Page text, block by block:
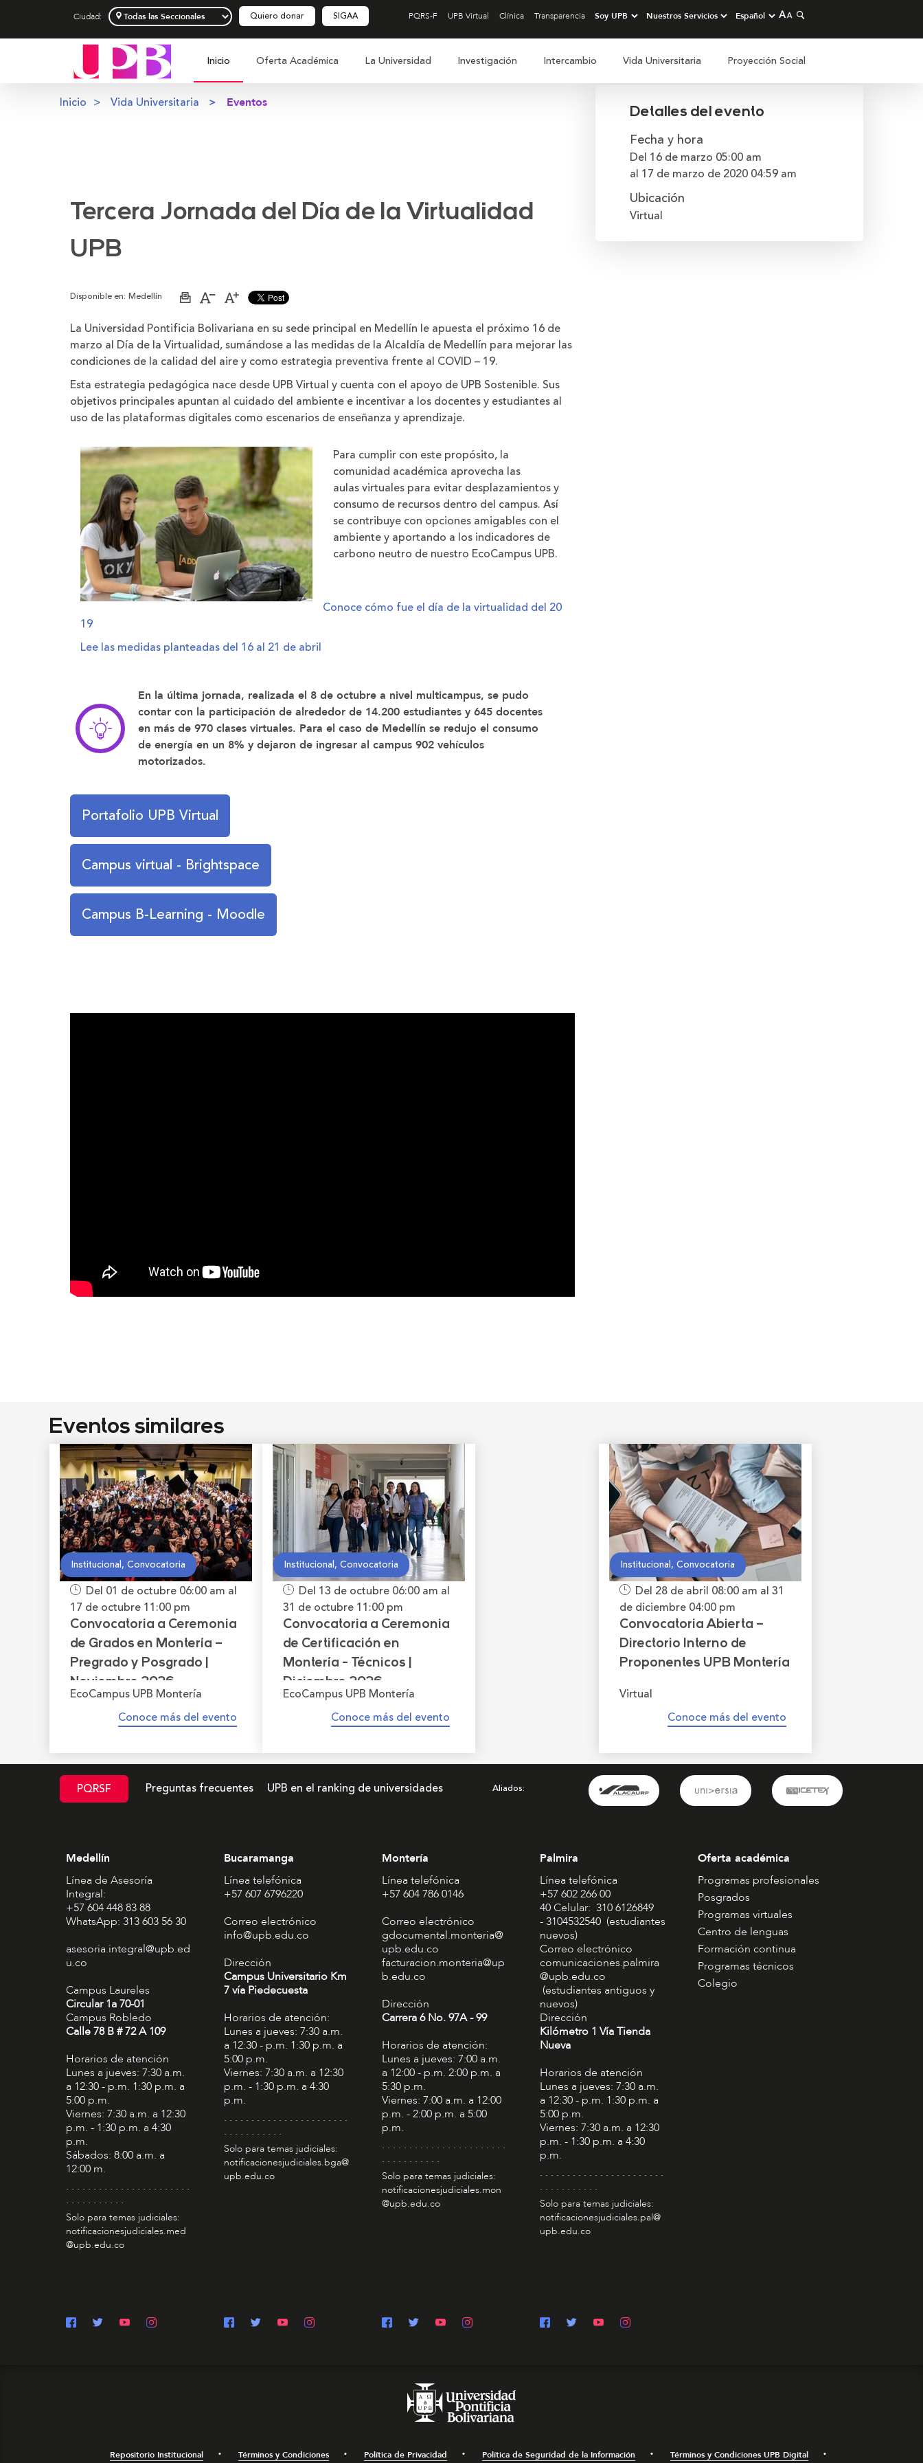
Ciudad: Quiero donar SIGAA PQRS-F UPB Virtual Clínica Transparencia
Inicio Oferta Académica La Universidad Investigación Intercambio Vida Universitaria Proyección Social
Inicio Vida Universitaria Eventos
Tercera Jornada del Día de la Virtualidad
UPB
Detalles del evento
Fecha y hora
Del 16 de marzo 05:00 am
al 17 de marzo de 2020 04:59 am
Ubicación
Virtual
Disponible en: Medellín
ImprimirAumentar
de
la
letra
Disminuir
de
la
letra
La Universidad Pontificia Bolivariana en su sede principal en Medellín le apuesta el próximo 16 de
marzo al Día de la Virtualidad, sumándose a las medidas de la Alcaldía de Medellín para mejorar las
condiciones de la calidad del aire y como estrategia preventiva frente al COVID – 19.
Esta estrategia pedagógica nace desde UPB Virtual y cuenta con el apoyo de UPB Sostenible. Sus
objetivos principales apuntan al cuidado del ambiente e incentivar a los docentes y estudiantes al
uso de las plataformas digitales como escenarios de enseñanza y aprendizaje.
Para cumplir con este propósito, la
comunidad académica aprovecha las
aulas virtuales para evitar desplazamientos y
consumo de recursos dentro del campus. Así
se contribuye con opciones amigables con el
ambiente y aportando a los indicadores de
carbono neutro de nuestro EcoCampus UPB.​
Conoce cómo fue el día de la virtualidad del 20
19
Lee las medidas planteadas del 16 al 21 de abril
En la última jornada, realizada el 8 de octubre a nivel multicampus, se pudo
contar con la participación de alrededor de 14.200 estudiantes y 645 docentes
en más de 970 clases virtuales. Para el caso de Medellín se redujo el consumo
de energía en un 8% y dejaron de ingresar al campus 902 vehículos
motorizados.
Portafolio UPB Virtual
Campus virtual - Brightspace
Campus B-Learning - Moodle
Eventos similares
Institucional, Convocatoria
Del 01 de octubre 06:00 am al
17 de octubre 11:00 pm
Convocatoria a Ceremonia
de Grados en Montería –
Pregrado y Posgrado |
Noviembre 2026
EcoCampus UPB Montería
Conoce más del evento
Institucional, Convocatoria
Del 13 de octubre 06:00 am al
31 de octubre 11:00 pm
Convocatoria a Ceremonia
de Certificación en
Montería - Técnicos |
Diciembre 2026
EcoCampus UPB Montería
Conoce más del evento
Institucional, Convocatoria
Del 28 de abril 08:00 am al 31
de diciembre 04:00 pm
Convocatoria Abierta –
Directorio Interno de
Proponentes UPB Montería
Virtual
Conoce más del evento
PQRSF Preguntas frecuentes UPB en el ranking de universidades Aliados
Medellín
Línea de Asesoría
Integral:
+57 604 448 83 88
WhatsApp: 313 603 56 30
asesoria.integral@upb.ed
u.co
Campus Laureles
Circular 1a 70-01
Campus Robledo
Calle 78 B # 72 A 109
Horarios de atención
Lunes a jueves: 7:30 a.m.
a 12:30 - p.m. 1:30 p.m. a
5:00 p.m.
Viernes: 7:30 a.m. a 12:30
p.m. - 1:30 p.m. a 4:30
p.m.
Sábados: 8:00 a.m. a
12:00 m.
. . . . . . . . . . . . . . . . . . . . . . .
. . . . . . . . . . .
Solo para temas judiciales:
notificacionesjudiciales.med
@upb.edu.co
Bucaramanga
Línea telefónica
+57 607 6796220
Correo electrónico
info@upb.edu.co
Dirección
Campus Universitario Km
7 vía Piedecuesta
Horarios de atención:
Lunes a jueves: 7:30 a.m.
a 12:30 - p.m. 1:30 p.m. a
5:00 p.m.
Viernes: 7:30 a.m. a 12:30
p.m. - 1:30 p.m. a 4:30
p.m.
. . . . . . . . . . . . . . . . . . . . . . .
. . . . . . . . . . .
Solo para temas judiciales:
notificacionesjudiciales.bga@
upb.edu.co
Montería
Línea telefónica
+57 604 786 0146
Correo electrónico
gdocumental.monteria@
upb.edu.co
facturacion.monteria@up
b.edu.co
Dirección
Carrera 6 No. 97A - 99​
Horarios de atención:
Lunes a jueves: 7:00 a.m.
a 12:00 - p.m. 2:00 p.m. a
5:30 p.m.
Viernes: 7:00 a.m. a 12:00
p.m. - 2:00 p.m. a 5:00
p.m.
. . . . . . . . . . . . . . . . . . . . . . .
. . . . . . . . . . .
Solo para temas judiciales:
notificacionesjudiciales.mon
@upb.edu.co
Palmira
Línea telefónica
+57 602 266 00
40 Celular: 310 6126849
- 3104532540 (estudiantes
nuevos)
Correo electrónico
comunicaciones.palmira
@upb.edu.co
(estudiantes antiguos y
nuevos)
Dirección
Kilómetro 1 Vía Tienda
Nueva
Horarios de atención
Lunes a jueves: 7:30 a.m.
a 12:30 - p.m. 1:30 p.m. a
5:00 p.m.
Viernes: 7:30 a.m. a 12:30
p.m. - 1:30 p.m. a 4:30
p.m.
. . . . . . . . . . . . . . . . . . . . . . .
. . . . . . . . . . .
Solo para temas judiciales:
notificacionesjudiciales.pal@
upb.edu.co
Oferta académica
Programas profesionales
Posgrados
Programas virtuales
Centro de lenguas
Formación continua
Programas técnicos
Colegio
Repositorio Institucional Términos y Condiciones Política de Privacidad Política de Seguridad de la Información Términos y Condiciones UPB Digital